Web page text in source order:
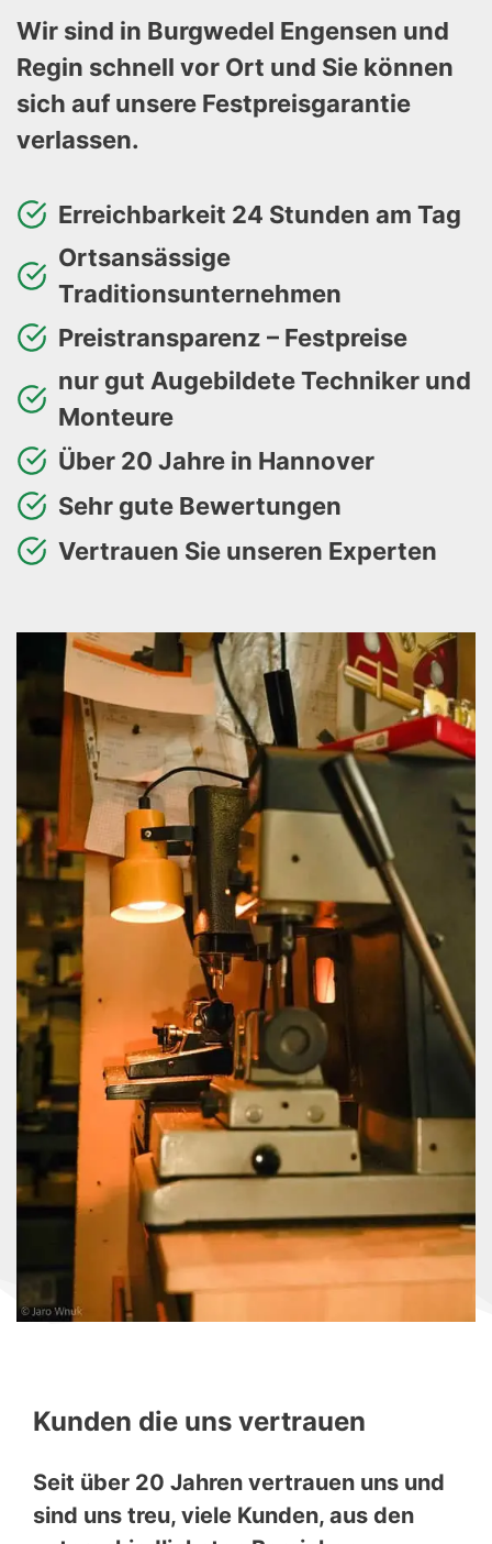
Wir sind in Burgwedel Engensen und
Regin schnell vor Ort und Sie können
sich auf unsere Festpreisgarantie
verlassen.
Erreichbarkeit 24 Stunden am Tag
Ortsansässige
Traditionsunternehmen
Preistransparenz – Festpreise
nur gut Augebildete Techniker und
Monteure
Über 20 Jahre in Hannover
Sehr gute Bewertungen
Vertrauen Sie unseren Experten
Kunden die uns vertrauen
Seit über 20 Jahren vertrauen uns und
sind uns treu, viele Kunden, aus den